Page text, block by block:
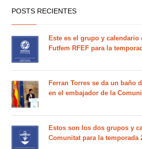
POSTS RECIENTES
Este es el grupo y calendario
Futfem RFEF para la
Ferran Torres se da un baño
en el embajador de la
Estos son los dos grupos y
Comunitat para la temporada